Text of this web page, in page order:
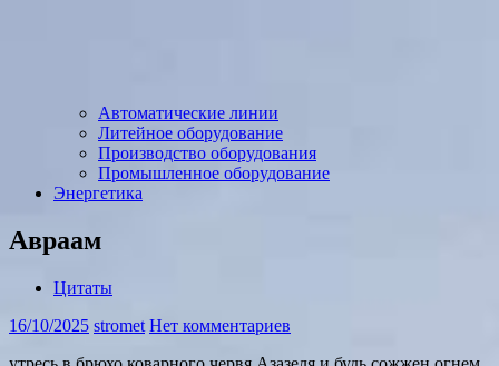
Автоматические линии
Литейное оборудование
Производство оборудования
Промышленное оборудование
Энергетика
Авраам
Цитаты
16/10/2025 stromet Нет комментариев